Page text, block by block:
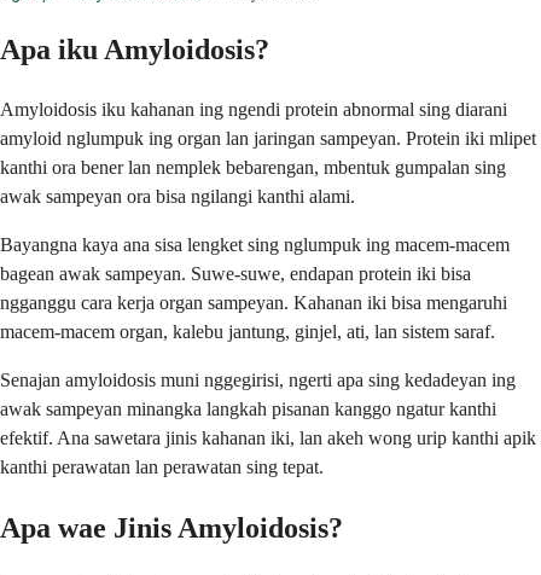
Apa iku Amyloidosis?
Amyloidosis iku kahanan ing ngendi protein abnormal sing diarani
amyloid nglumpuk ing organ lan jaringan sampeyan. Protein iki mlipet
kanthi ora bener lan nemplek bebarengan, mbentuk gumpalan sing
awak sampeyan ora bisa ngilangi kanthi alami.
Bayangna kaya ana sisa lengket sing nglumpuk ing macem-macem
bagean awak sampeyan. Suwe-suwe, endapan protein iki bisa
ngganggu cara kerja organ sampeyan. Kahanan iki bisa mengaruhi
macem-macem organ, kalebu jantung, ginjel, ati, lan sistem saraf.
Senajan amyloidosis muni nggegirisi, ngerti apa sing kedadeyan ing
awak sampeyan minangka langkah pisanan kanggo ngatur kanthi
efektif. Ana sawetara jinis kahanan iki, lan akeh wong urip kanthi apik
kanthi perawatan lan perawatan sing tepat.
Apa wae Jinis Amyloidosis?